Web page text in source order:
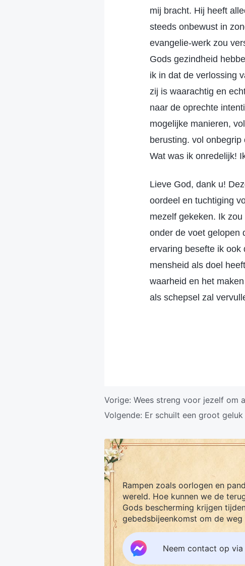
mij bracht. Hij heeft
steeds onbewust in
evangelie-werk zou
Gods gezindheid
ik in dat de verlossing
zij is waarachtig en
naar de oprechte
mogelijke manieren,
berusting. vol
Wat was ik onredelijk!
Lieve God, dank u!
oordeel en tuchtiging
mezelf gekeken. Ik
onder de voet gelopen
ervaring besefte ik ook
mensheid als doel
waarheid en het
als schepsel zal
Vorige: Wees streng voor jezelf om
Volgende: Er schuilt een groot
Rampen zoals oorlogen en
wereld. Hoe kunnen we de
Gods bescherming krijgen
gebedsbijeenkomst om de weg
Neem contact op via